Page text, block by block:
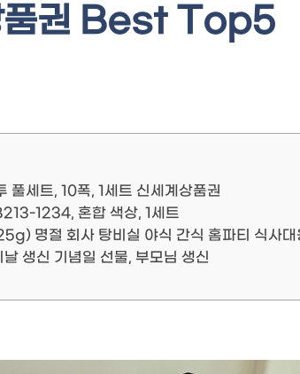
품권 Best Top5
풀세트, 10폭, 1세트 신세계상품권
1234, 혼합 색상, 1세트
명절 회사 탕비실 야식 간식 홈파티 식사
생신 기념일 선물, 부모님 생신